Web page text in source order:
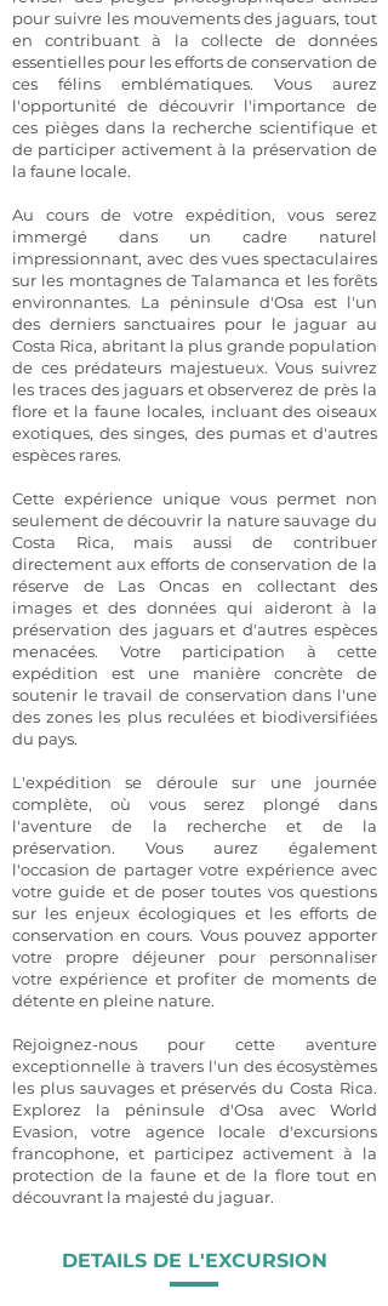
pour suivre les mouvements des jaguars, tout
en contribuant à la collecte de données
essentielles pour les efforts de conservation de
ces félins emblématiques. Vous aurez
l'opportunité de découvrir l'importance de
ces pièges dans la recherche scientifique et
de participer activement à la préservation de
la faune locale.
Au cours de votre expédition, vous serez
immergé dans un cadre naturel
impressionnant, avec des vues spectaculaires
sur les montagnes de Talamanca et les forêts
environnantes. La péninsule d'Osa est l'un
des derniers sanctuaires pour le jaguar au
Costa Rica, abritant la plus grande population
de ces prédateurs majestueux. Vous suivrez
les traces des jaguars et observerez de près la
flore et la faune locales, incluant des oiseaux
exotiques, des singes, des pumas et d'autres
espèces rares.
Cette expérience unique vous permet non
seulement de découvrir la nature sauvage du
Costa Rica, mais aussi de contribuer
directement aux efforts de conservation de la
réserve de Las Oncas en collectant des
images et des données qui aideront à la
préservation des jaguars et d'autres espèces
menacées. Votre participation à cette
expédition est une manière concrète de
soutenir le travail de conservation dans l'une
des zones les plus reculées et biodiversifiées
du pays.
L'expédition se déroule sur une journée
complète, où vous serez plongé dans
l'aventure de la recherche et de la
préservation. Vous aurez également
l'occasion de partager votre expérience avec
votre guide et de poser toutes vos questions
sur les enjeux écologiques et les efforts de
conservation en cours. Vous pouvez apporter
votre propre déjeuner pour personnaliser
votre expérience et profiter de moments de
détente en pleine nature.
Rejoignez-nous pour cette aventure
exceptionnelle à travers l'un des écosystèmes
les plus sauvages et préservés du Costa Rica.
Explorez la péninsule d'Osa avec World
Evasion, votre agence locale d'excursions
francophone, et participez activement à la
protection de la faune et de la flore tout en
découvrant la majesté du jaguar.
DETAILS DE L'EXCURSION